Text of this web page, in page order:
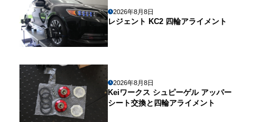
2026年8月8日
レジェント KC2 四輪アライメント
2026年8月8日
Keiワークス シュピーゲル アッパー
シート交換と四輪アライメント